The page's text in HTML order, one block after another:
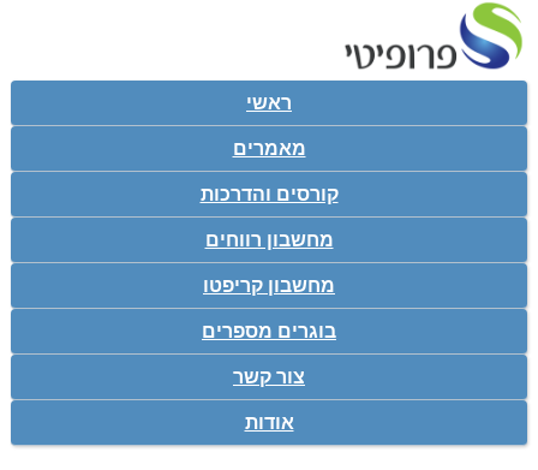
ראשי
מאמרים
קורסים והדרכות
מחשבון רווחים
מחשבון קריפטו
בוגרים מספרים
צור קשר
אודות